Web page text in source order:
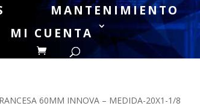
MANTENIMIENTO
MI CUENTA
60MM INNOVA – MEDIDA-20X1-1/8